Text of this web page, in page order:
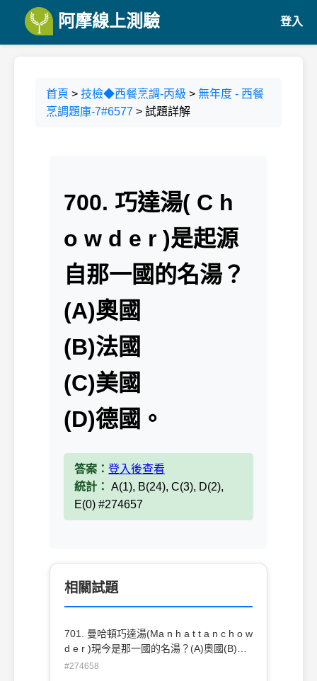
阿摩線上測驗 登入
首頁 > 技檢◆西餐烹調-丙級 > 無年度 - 西餐
烹調題庫-7#6577 > 試題詳解
700. 巧達湯( C h
o w d e r )是起源
自那一國的名湯？
(A)奧國
(B)法國
(C)美國
(D)德國。
答案： 登入後查看
統計： A(1), B(24), C(3), D(2),
E(0) #274657
相關試題
701. 曼哈頓巧達湯(Ma n h a t t a n c h o w
d e r )現今是那一國的名湯？(A)奧國(B)法
國(C)美國(D)德國。
#274658